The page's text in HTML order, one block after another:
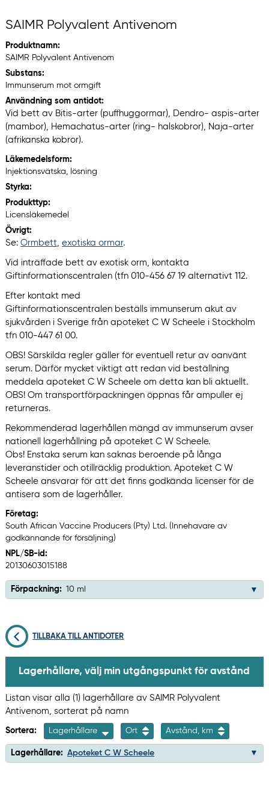
SAIMR Polyvalent Antivenom
Produktnamn:
SAIMR Polyvalent Antivenom
Substans:
Immunserum mot ormgift
Användning som antidot:
Vid bett av Bitis-arter (puffhuggormar), Dendro- aspis-arter
(mambor), Hemachatus-arter (ring- halskobror), Naja-arter
(afrikanska kobror).
Läkemedelsform:
Injektionsvätska, lösning
Styrka:
Produkttyp:
Licensläkemedel
Övrigt:
Se: Ormbett, exotiska ormar.
Vid inträffade bett av exotisk orm, kontakta
Giftinformationscentralen (tfn 010-456 67 19 alternativt 112.
Efter kontakt med
Giftinformationscentralen beställs immunserum akut av
sjukvården i Sverige från apoteket C W Scheele i Stockholm
tfn 010-447 61 00.
OBS! Särskilda regler gäller för eventuell retur av oanvänt
serum. Därför mycket viktigt att redan vid beställning
meddela apoteket C W Scheele om detta kan bli aktuellt.
OBS! Om transportförpackningen öppnas får ampuller ej
returneras.
Rekommenderad lagerhållen mängd av immunserum avser
nationell lagerhållning på apoteket C W Scheele.
Obs! Enstaka serum kan saknas beroende på långa
leveranstider och otillräcklig produktion. Apoteket C W
Scheele ansvarar för att det finns godkända licenser för de
antisera som de lagerhåller.
Företag:
South African Vaccine Producers (Pty) Ltd. (Innehavare av
godkännande för försäljning)
NPL/SB-id:
20130603015188
Förpackning: 10 ml
TILLBAKA TILL ANTIDOTER
Lagerhållare, välj min utgångspunkt för avstånd
Listan visar alla (1) lagerhållare av SAIMR Polyvalent
Antivenom, sorterat på namn
Sortera: Lagerhållare Ort Avstånd, km
Lagerhållare: Apoteket C W Scheele